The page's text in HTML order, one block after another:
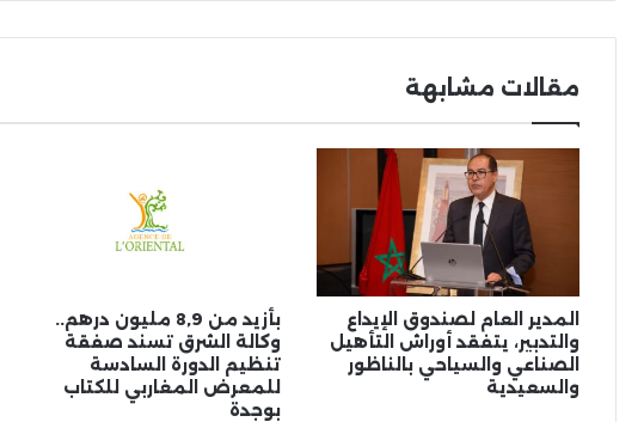
مقالات مشابهة
المدير العام لصندوق الإيداع
والتدبير، يتفقد أوراش التأهيل
الصناعي والسياحي بالناظور
والسعيدية
بأزيد من 8,9 مليون درهم..
وكالة الشرق تسند صفقة
تنظيم الدورة السادسة
للمعرض المغاربي للكتاب
بوجدة